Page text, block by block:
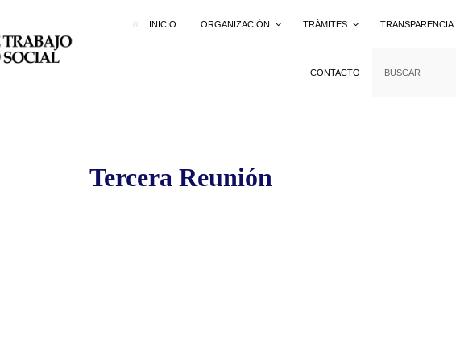
INICIO ORGANIZACIÓN TRÁMITES TRANSPARENCIA
CONTACTO
Tercera Reunión